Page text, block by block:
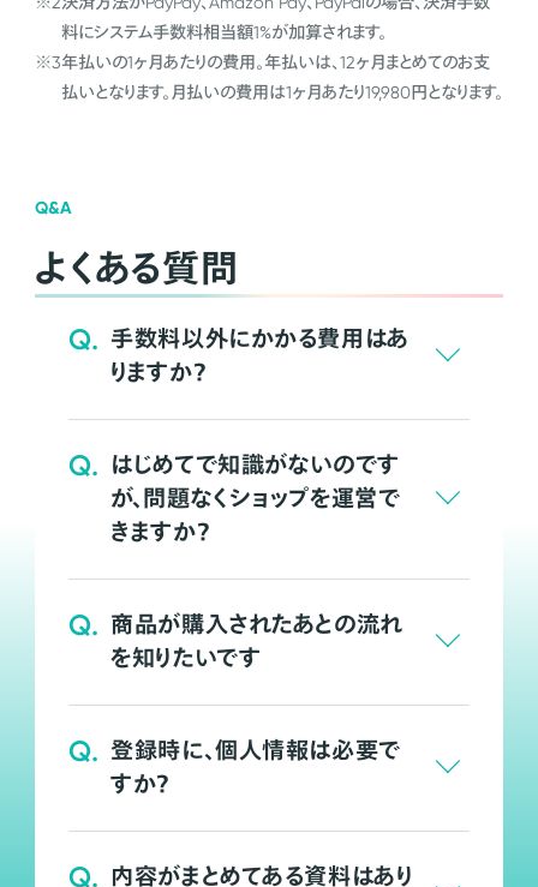
料にシステム手数料相当額1%が加算されます。
※3年払いの1ヶ月あたりの費用。年払いは、12ヶ月まとめてのお支
払いとなります。月払いの費用は1ヶ月あたり19,980円となります。
Q&A
よくある質問
Q. 手数料以外にかかる費用はあ
りますか？
Q. はじめてで知識がないのです
が、問題なくショップを運営で
きますか？
Q. 商品が購入されたあとの流れ
を知りたいです
Q. 登録時に、個人情報は必要で
すか？
Q. 内容がまとめてある資料はあり